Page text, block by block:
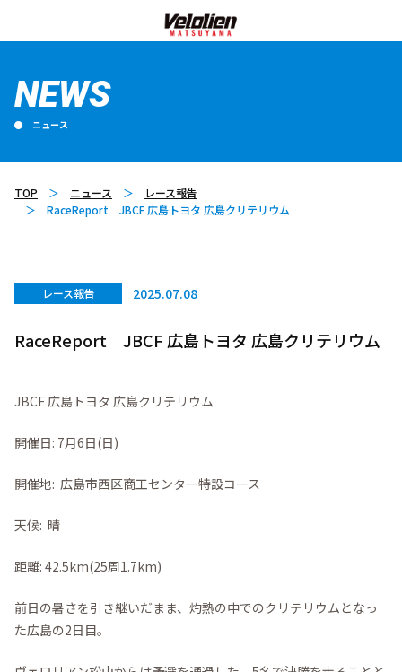
NEWS
ニュース
TOP ニュース
レース報告
RaceReport JBCF 広島トヨタ 広島クリテリウム
レース報告 2025.07.08
RaceReport JBCF 広島トヨタ 広島クリテリウム
JBCF 広島トヨタ 広島クリテリウム
開催日: 7月6日(日)
開催地: 広島市西区商工センター特設コース
天候: 晴
距離: 42.5km(25周1.7km)
前日の暑さを引き継いだまま、灼熱の中でのクリテリウムとなっ
た広島の2日目。